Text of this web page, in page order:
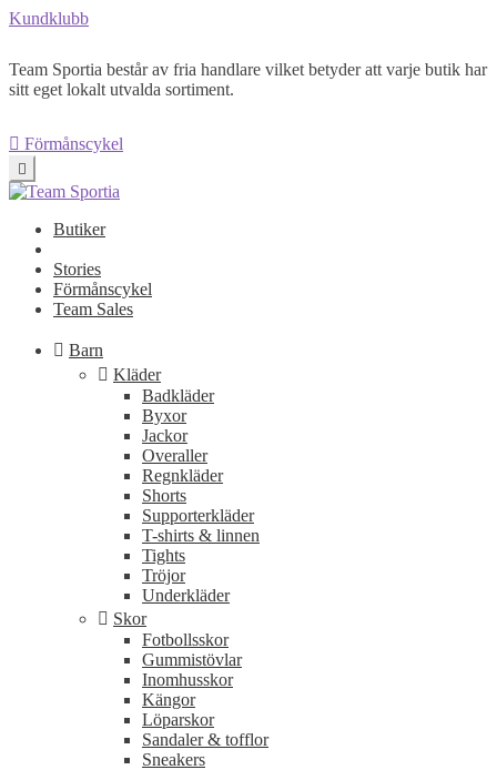
Kundklubb
Team Sportia består av fria handlare vilket betyder att varje butik har
sitt eget lokalt utvalda sortiment.
Förmånscykel
Butiker
Stories
Förmånscykel
Team Sales
Barn
Kläder
Badkläder
Byxor
Jackor
Overaller
Regnkläder
Shorts
Supporterkläder
T-shirts & linnen
Tights
Tröjor
Underkläder
Skor
Fotbollsskor
Gummistövlar
Inomhusskor
Kängor
Löparskor
Sandaler & tofflor
Sneakers